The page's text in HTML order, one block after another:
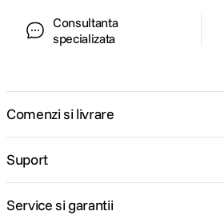
Consultanta
specializata
Comenzi si livrare
Suport
Service si garantii